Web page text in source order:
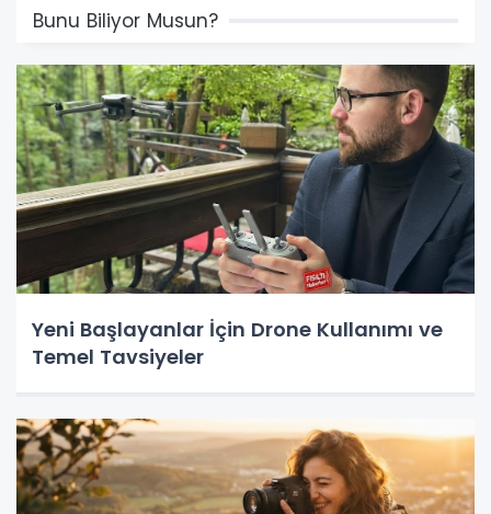
Bunu Biliyor Musun?
Yeni Başlayanlar İçin Drone Kullanımı ve
Temel Tavsiyeler